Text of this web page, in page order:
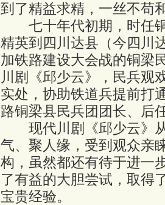
到了精益求精，一丝不苟
七十年代初期，时任铜
精英到四川达县（今四川
加铁路建设大会战的铜梁
川剧《邱少云》，民兵观
实处，协助铁道兵提前打
路铜梁县民兵团团长、后
现代川剧《邱少云》从
气、聚人缘，受到观众亲
构，虽然都还有待于进一
了有益的大胆尝试，取得
宝贵经验。